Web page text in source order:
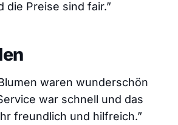
die Preise sind fair.”
waren wunderschön
war schnell und das
freundlich und hilfreich.”